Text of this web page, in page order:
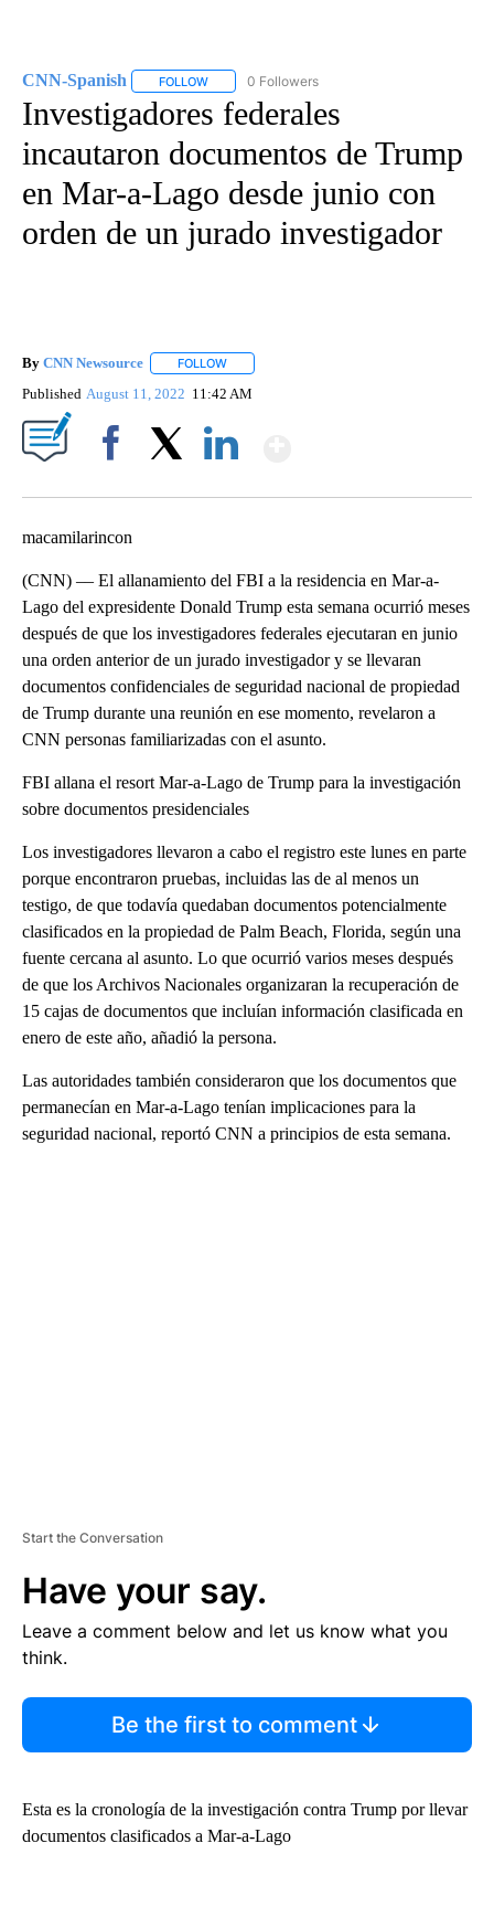
CNN-Spanish FOLLOW FOLLOW "CNN-SPANISH" TO RECEIVE
0 Followers
Investigadores federales
incautaron documentos de Trump
en Mar-a-Lago desde junio con
orden de un jurado investigador
By CNN Newsource FOLLOW
Published August 11, 2022 11:42 AM
macamilarincon
(CNN) –– El allanamiento del FBI a la residencia en Mar-a-
Lago del expresidente Donald Trump esta semana ocurrió meses
después de que los investigadores federales ejecutaran en junio
una orden anterior de un jurado investigador y se llevaran
documentos confidenciales de seguridad nacional de propiedad
de Trump durante una reunión en ese momento, revelaron a
CNN personas familiarizadas con el asunto.
FBI allana el resort Mar-a-Lago de Trump para la investigación
sobre documentos presidenciales
Los investigadores llevaron a cabo el registro este lunes en parte
porque encontraron pruebas, incluidas las de al menos un
testigo, de que todavía quedaban documentos potencialmente
clasificados en la propiedad de Palm Beach, Florida, según una
fuente cercana al asunto. Lo que ocurrió varios meses después
de que los Archivos Nacionales organizaran la recuperación de
15 cajas de documentos que incluían información clasificada en
enero de este año, añadió la persona.
Las autoridades también consideraron que los documentos que
permanecían en Mar-a-Lago tenían implicaciones para la
seguridad nacional, reportó CNN a principios de esta semana.
Start the Conversation
Have your say.
Leave a comment below and let us know what you
think.
Be the first to comment
Esta es la cronología de la investigación contra Trump por llevar
documentos clasificados a Mar-a-Lago